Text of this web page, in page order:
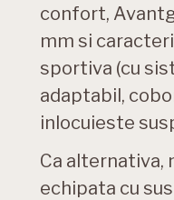
confort,
mm si
sportiva (cu
adaptabil,
inlocuieste
Ca alternativa,
echipata cu